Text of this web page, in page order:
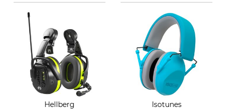
Hellberg
Isotunes